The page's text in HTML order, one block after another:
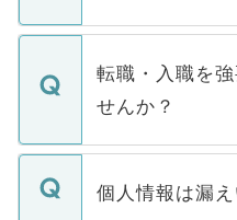
ます。通常、5営
いただきますの
マイナビ
うち約3割は、
けない「非公開
下記の理由によ
ません。
■応募殺到を避
転職・入職を
せんか？
転職・入職を強
ん。また、仮に
個人情報は漏